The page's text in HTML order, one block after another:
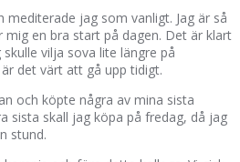
mediterade jag som vanligt. Jag är så
mig en bra start på dagen. Det är klart
vilja sova lite längre på
det värt att gå upp tidigt.
och köpte några av mina sista
sista skall jag köpa på fredag, då jag
stund.